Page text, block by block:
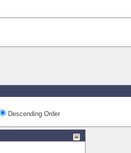
Descending Order